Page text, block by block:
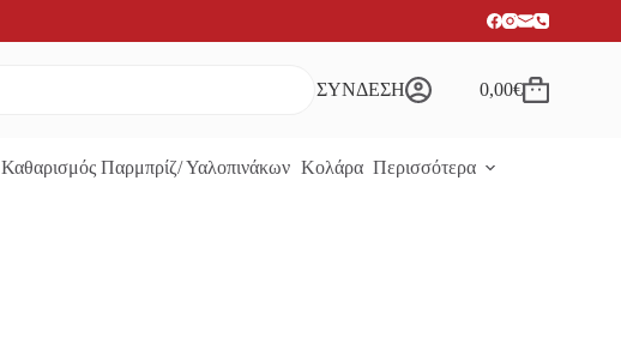
ΣΥΝΔΕΣΗ
Καλάθι
0,00€
Καθαρισμός Παρμπρίζ/ Υαλοπινάκων Κολάρα Περισσότερα